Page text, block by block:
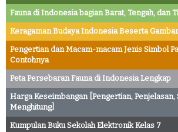
Fauna di Indonesia bagian Barat, Tengah, dan
Keragaman Budaya Indonesia Beserta
Pengertian dan Macam-macam Jenis Simbol
Contohnya
Peta Persebaran Fauna di Indonesia Lengkap
Harga Keseimbangan [Pengertian, Penjelasan,
Menghitung]
Kumpulan Buku Sekolah Elektronik Kelas 7